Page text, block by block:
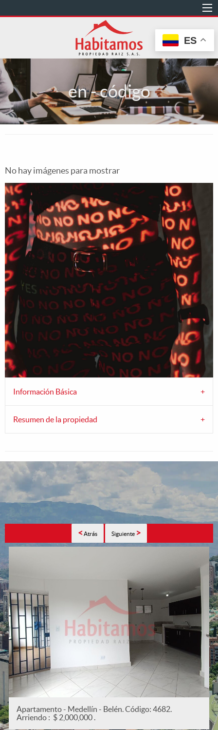
al
en - código
No hay imágenes para mostrar
Información Básica
Resumen de la propiedad
< Atrás Siguiente >
Apartamento - Medellín - San Joaquín. Código: 5382.
Arriendo : $ 2,200,000 .
ES